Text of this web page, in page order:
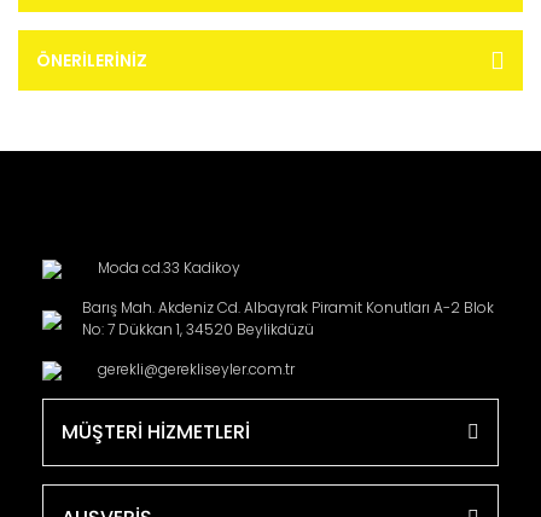
ÖNERILERINIZ
Moda cd.33 Kadikoy
Barış Mah. Akdeniz Cd. Albayrak Piramit Konutları A-2 Blok
No: 7 Dükkan 1, 34520 Beylikdüzü
gerekli@gerekliseyler.com.tr
MÜŞTERİ HİZMETLERİ